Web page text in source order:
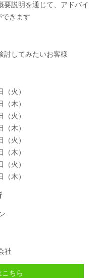
要説明を通じて、アドバイ
できます
討してみたいお客様
火）
木）
火）
木）
火）
木）
火）
木）
社
ちら